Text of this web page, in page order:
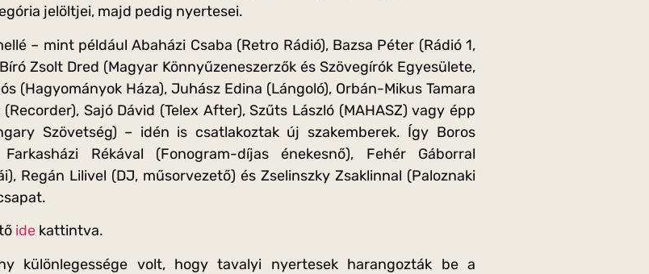
jelöltjei, majd pedig nyertesei.
– mint például Abaházi Csaba (Retro Rádió), Bazsa Péter (Rádió 1,
Zsolt Dred (Magyar Könnyűzeneszerzők és Szövegírók Egyesülete,
(Hagyományok Háza), Juhász Edina (Lángoló), Orbán-Mikus Tamara
Sajó Dávid (Telex After), Szűts László (MAHASZ) vagy épp
Szövetség) – idén is csatlakoztak új szakemberek. Így Boros
Rékával (Fonogram-díjas énekesnő), Fehér Gáborral
Regán Lilivel (DJ, műsorvezető) és Zselinszky Zsaklinnal (Paloznaki
idekattintva.
különlegessége volt, hogy tavalyi nyertesek harangozták be a